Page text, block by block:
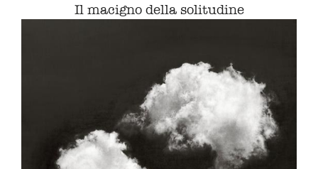
Il macigno della solitudine